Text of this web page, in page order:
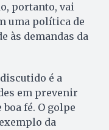
portanto, vai
uma política de
às demandas da
é a
em prevenir
fé. O golpe
da